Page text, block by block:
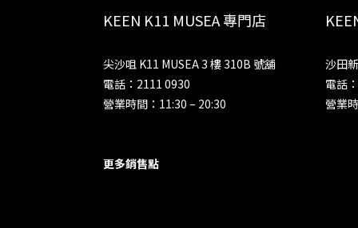
KEEN K11 MUSEA 專門店
尖沙咀 K11 MUSEA 3 樓 310B 號舖
電話：2111 0930
營業時間：11:30 – 20:30
更多銷售點
沙田
電話
營業